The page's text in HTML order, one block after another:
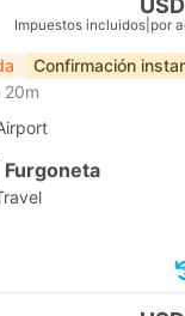
Impuestos incluidos por
Confirmación
20m
Furgoneta